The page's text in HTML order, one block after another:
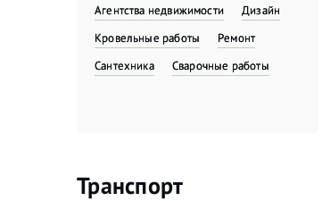
Агентства недвижимости
Дизайн
Кровельные работы
Ремонт
Сантехника
Сварочные работы
Транспорт